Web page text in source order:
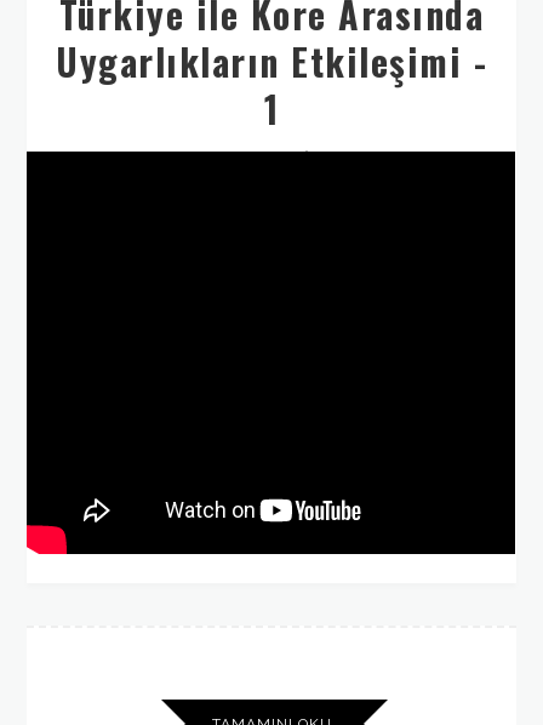
Türkiye ile Kore Arasında
Uygarlıkların Etkileşimi -
1